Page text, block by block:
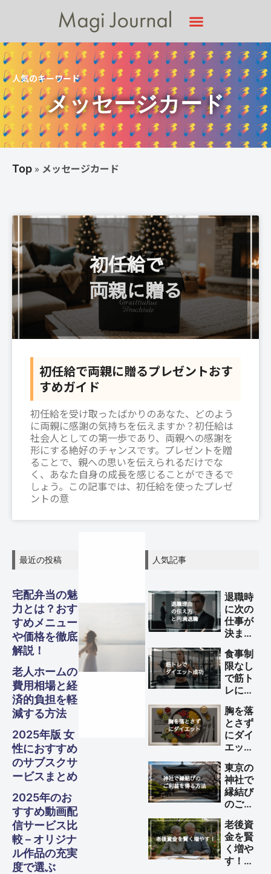
人気のキーワード
メッセージカード
Top » メッセージカード
初任給で両親に贈るプレゼントおす
すめガイド
初任給を受け取ったばかりのあなた、どのよう
に両親に感謝の気持ちを伝えますか？初任給は
社会人としての第一歩であり、両親への感謝を
形にする絶好のチャンスです。プレゼントを贈
ることで、親への思いを伝えられるだけでな
く、あなた自身の成長を感じることができるで
しょう。この記事では、初任給を使ったプレゼ
ントの意
最近の投稿
宅配弁当の魅
力とは？おす
すめメニュー
や価格を徹底
解説！
老人ホームの
費用相場と経
済的負担を軽
減する方法
2025年版 女
性におすすめ
のサブスクサ
ービスまとめ
2025年のお
すすめ動画配
信サービス比
較 – オリジナ
ル作品の充実
度で選ぶ
ガジェ
ット
チュア
ル
ビジネ
ス
ファイ
ナンス
グル
メ・フ
ード
旅行
美容・
健康
Other
S
ガジェ
ット
チュア
ル
ビジネ
ス
ファイ
ナンス
グル
メ・フ
ード
旅行
美容・
健康
Other
S
ガジェ
ット
チュア
ル
ビジネ
ス
ファイ
ナンス
グル
メ・フ
ード
旅行
美容・
健康
Other
S
人気記事
退職時
に次の
仕事が
決まっ
い理由
の伝え
方と円
満退職
のため
のポイ
ント
食事制
限なし
で筋ト
レによ
エット
を成功
させる
方法
胸を落
とさず
にダイ
エット
法
東京の
神社で
縁結び
のご利
る方法
老後資
金を賢
く増や
す！